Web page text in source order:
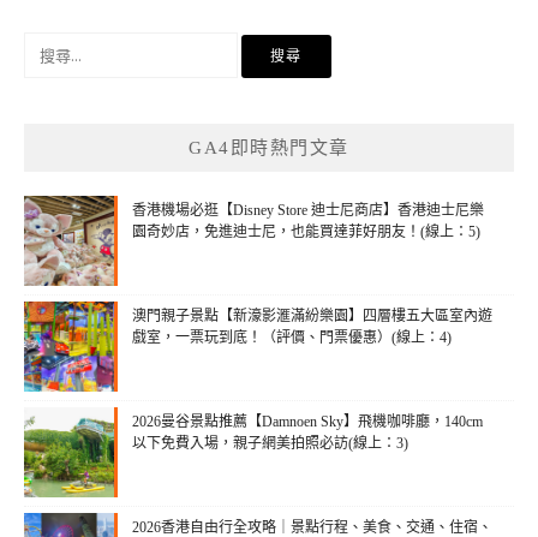
GA4即時熱門文章
香港機場必逛【Disney Store 迪士尼商店】香港迪士尼樂
園奇妙店，免進迪士尼，也能買達菲好朋友！(線上：5)
澳門親子景點【新濠影滙滿紛樂園】四層樓五大區室內遊
戲室，一票玩到底！（評價、門票優惠）(線上：4)
2026曼谷景點推薦【Damnoen Sky】飛機咖啡廳，140cm
以下免費入場，親子網美拍照必訪(線上：3)
2026香港自由行全攻略｜景點行程、美食、交通、住宿、